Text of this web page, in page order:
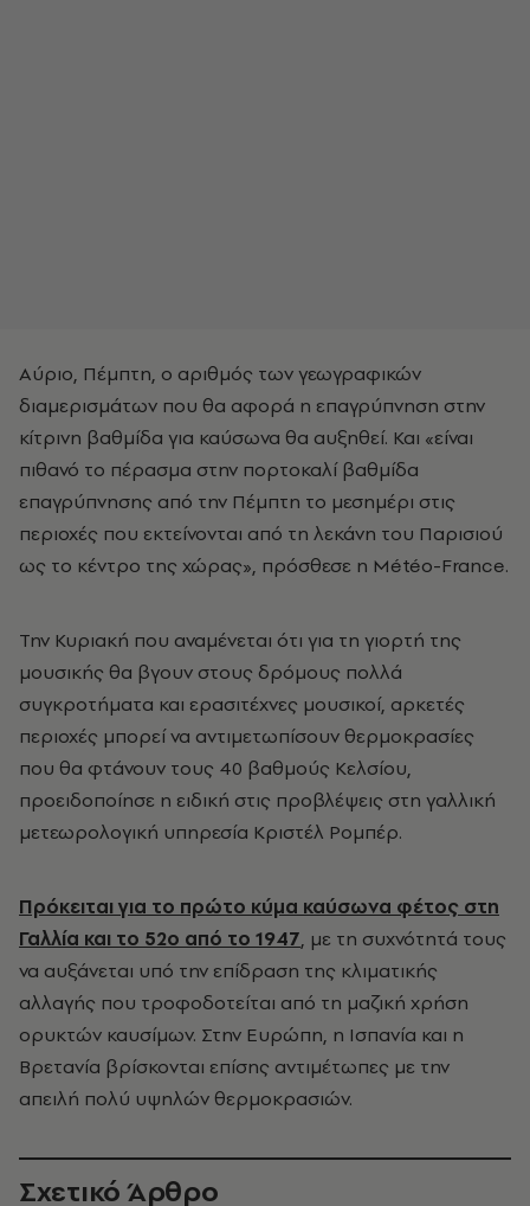
Αύριο, Πέμπτη, ο αριθμός των γεωγραφικών
διαμερισμάτων που θα αφορά η επαγρύπνηση στην
κίτρινη βαθμίδα για καύσωνα θα αυξηθεί. Και «είναι
πιθανό το πέρασμα στην πορτοκαλί βαθμίδα
επαγρύπνησης από την Πέμπτη το μεσημέρι στις
περιοχές που εκτείνονται από τη λεκάνη του Παρισιού
ως το κέντρο της χώρας», πρόσθεσε η Météo-France.
Την Κυριακή που αναμένεται ότι για τη γιορτή της
μουσικής θα βγουν στους δρόμους πολλά
συγκροτήματα και ερασιτέχνες μουσικοί, αρκετές
περιοχές μπορεί να αντιμετωπίσουν θερμοκρασίες
που θα φτάνουν τους 40 βαθμούς Κελσίου,
προειδοποίησε η ειδική στις προβλέψεις στη γαλλική
μετεωρολογική υπηρεσία Κριστέλ Ρομπέρ.
Πρόκειται για το πρώτο κύμα καύσωνα φέτος στη
Γαλλία και το 52ο από το 1947, με τη συχνότητά τους
να αυξάνεται υπό την επίδραση της κλιματικής
αλλαγής που τροφοδοτείται από τη μαζική χρήση
ορυκτών καυσίμων. Στην Ευρώπη, η Ισπανία και η
Βρετανία βρίσκονται επίσης αντιμέτωπες με την
απειλή πολύ υψηλών θερμοκρασιών.
Σχετικό Άρθρο